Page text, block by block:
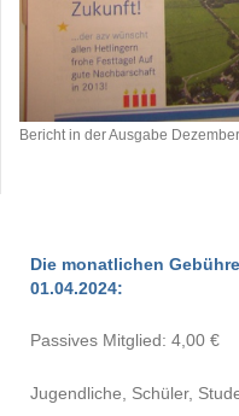
Bericht in der Ausgabe
Die monatlichen
01.04.2024:
Passives Mitglied: 4,00 €
Jugendliche, Schüler,